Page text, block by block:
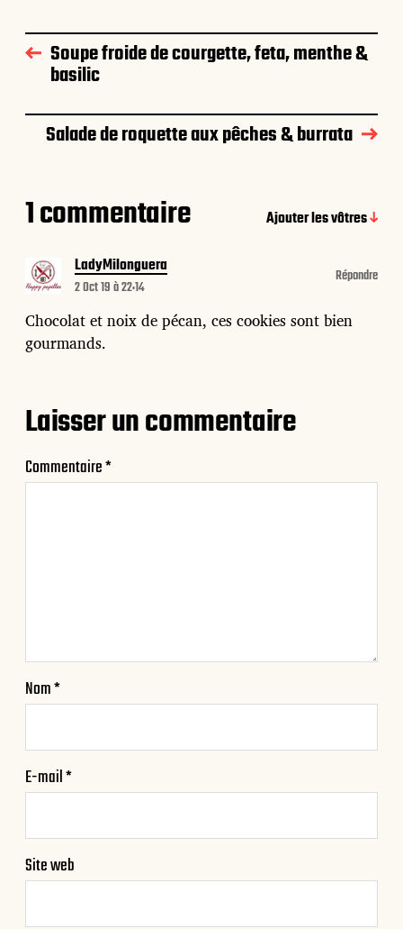
Soupe froide de courgette, feta, menthe &
basilic
Salade de roquette aux pêches & burrata
1 commentaire
Ajouter les vôtres
LadyMilonguera
2 Oct 19 à 22:14
Chocolat et noix de pécan, ces cookies sont bien
gourmands.
Répondre
Laisser un commentaire
Commentaire*
Nom*
E-mail*
Site web